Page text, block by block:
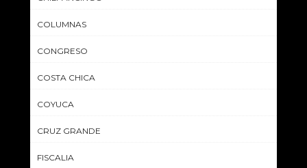
COLUMNAS
CONGRESO
COSTA CHICA
COYUCA
CRUZ GRANDE
FISCALIA